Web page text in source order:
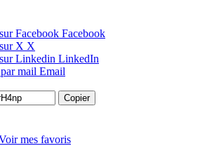
Facebook Facebook
X X
Linkedin LinkedIn
mail Email
Copier
mes favoris